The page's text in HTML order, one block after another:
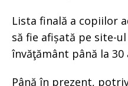
Lista finală a copiilor
să fie afișată pe site-
învăţământ până la 30
Până în prezent,